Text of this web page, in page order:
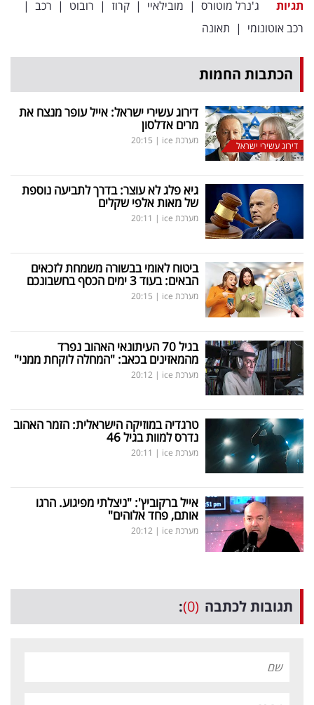
תגיות ג'נרל מוטורס | מובילאיי | קרוז | רובוט | רכב |
רכב אוטונומי | תאונה
הכתבות החמות
דירוג עשירי ישראל
דירוג עשירי ישראל: אייל עופר מנצח את
מרים אדלסון
מערכת ice |
20:15
גיא פלג לא עוצר: בדרך לתביעה נוספת
של מאות אלפי שקלים
מערכת ice |
20:11
ביטוח לאומי בבשורה משמחת לזכאים
הבאים: בעוד 3 ימים הכסף בחשבונכם
מערכת ice |
20:15
בגיל 70 העיתונאי האהוב נפרד
מהמאזינים בכאב: "המחלה לוקחת ממני"
מערכת ice |
20:12
טרגדיה במוזיקה הישראלית: הזמר האהוב
נדרס למוות בגיל 46
מערכת ice |
20:11
אייל ברקוביץ': "ניצלתי מפיגוע. הרגו
אותם, פחד אלוהים"
מערכת ice |
20:12
תגובות לכתבה (0)
: